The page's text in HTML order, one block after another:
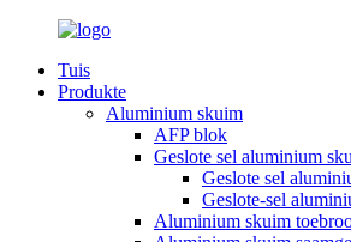
Tuis
Produkte
Aluminium skuim
AFP blok
Geslote sel aluminium
Geslote sel
Geslote-sel
Aluminium skuim